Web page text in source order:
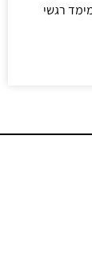
רגשי